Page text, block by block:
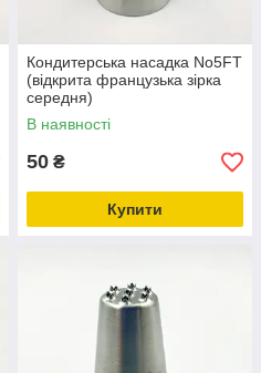
Кондитерська насадка No5FT
(відкрита французька зірка
середня)
В наявності
50 ₴
Купити